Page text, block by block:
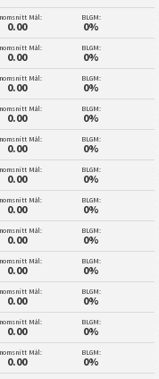
Mål:
0.00
BLGM:
0%
Mål:
0.00
BLGM:
0%
Mål:
0.00
BLGM:
0%
Mål:
0.00
BLGM:
0%
Mål:
0.00
BLGM:
0%
Mål:
0.00
BLGM:
0%
Mål:
0.00
BLGM:
0%
Mål:
0.00
BLGM:
0%
Mål:
0.00
BLGM:
0%
Mål:
0.00
BLGM:
0%
Mål:
0.00
BLGM:
0%
Mål:
0.00
BLGM:
0%